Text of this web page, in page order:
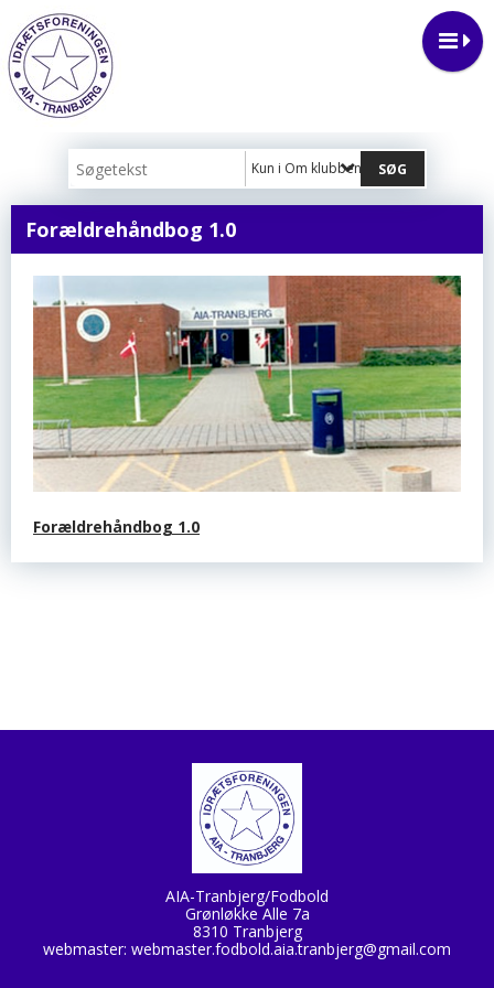
Kun i Om klubben
Forældrehåndbog 1.0
Forældrehåndbog 1.0
AIA-Tranbjerg/Fodbold
Grønløkke Alle 7a
8310 Tranbjerg
webmaster: webmaster.fodbold.aia.tranbjerg@gmail.com